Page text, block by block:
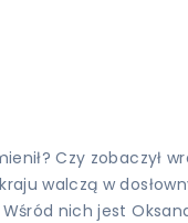
Czy zobaczył
walczą w
nich jest